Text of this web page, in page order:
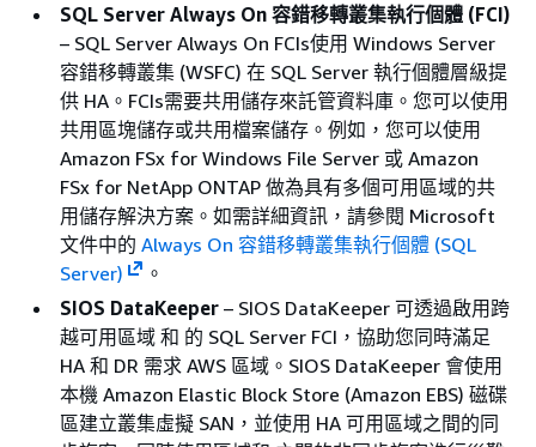
SQL Server Always On 容錯移轉叢集執行個體 (FCI)
– SQL Server Always On FCIs使用 Windows Server
容錯移轉叢集 (WSFC) 在 SQL Server 執行個體層級提
供 HA。FCIs需要共用儲存來託管資料庫。您可以使用
共用區塊儲存或共用檔案儲存。例如，您可以使用
Amazon FSx for Windows File Server 或 Amazon
FSx for NetApp ONTAP 做為具有多個可用區域的共
用儲存解決方案。如需詳細資訊，請參閱 Microsoft
文件中的 Always On 容錯移轉叢集執行個體 (SQL
Server)
。
SIOS DataKeeper – SIOS DataKeeper 可透過啟用跨
越可用區域 和 的 SQL Server FCI，協助您同時滿足
HA 和 DR 需求 AWS 區域。SIOS DataKeeper 會使用
本機 Amazon Elastic Block Store (Amazon EBS) 磁碟
區建立叢集虛擬 SAN，並使用 HA 可用區域之間的同